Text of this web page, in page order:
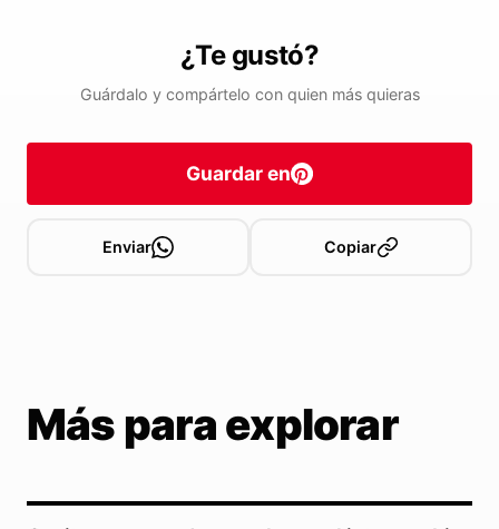
¿Te gustó?
Guárdalo y compártelo con quien más quieras
Guardar en
Enviar Copiar
Más para explorar